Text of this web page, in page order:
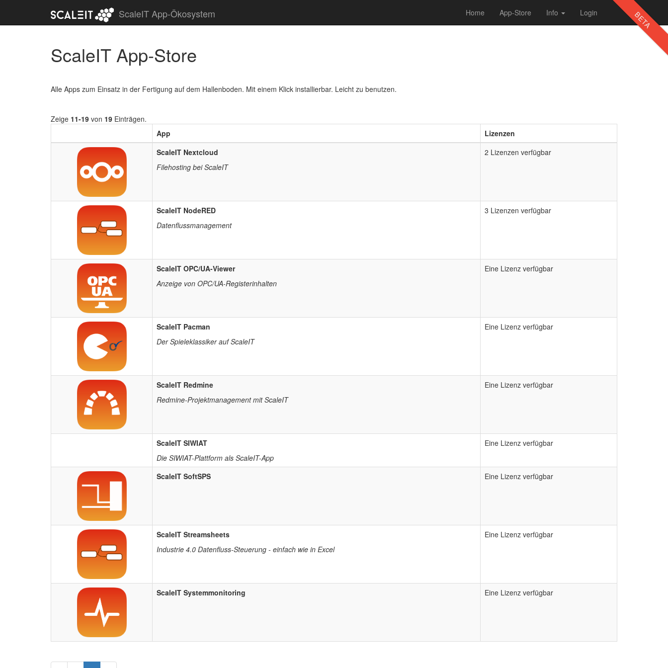
BETA
ScaleIT App-Ökosystem Home App-Store Info Login
ScaleIT App-Store
Alle Apps zum Einsatz in der Fertigung auf dem Hallenboden. Mit einem Klick installierbar. Leicht zu benutzen.
Zeige 11-19 von 19 Einträgen.
App
Lizenzen
ScaleIT Nextcloud
Filehosting bei ScaleIT
2 Lizenzen verfügbar
ScaleIT NodeRED
Datenflussmanagement
3 Lizenzen verfügbar
ScaleIT OPC/UA-Viewer
Anzeige von OPC/UA-Registerinhalten
Eine Lizenz verfügbar
ScaleIT Pacman
Der Spieleklassiker auf ScaleIT
Eine Lizenz verfügbar
ScaleIT Redmine
Redmine-Projektmanagement mit ScaleIT
Eine Lizenz verfügbar
ScaleIT SIWIAT
Die SIWIAT-Plattform als ScaleIT-App
Eine Lizenz verfügbar
ScaleIT SoftSPS Eine Lizenz verfügbar
ScaleIT Streamsheets
Industrie 4.0 Datenfluss-Steuerung - einfach wie in Excel
Eine Lizenz verfügbar
ScaleIT Systemmonitoring Eine Lizenz verfügbar